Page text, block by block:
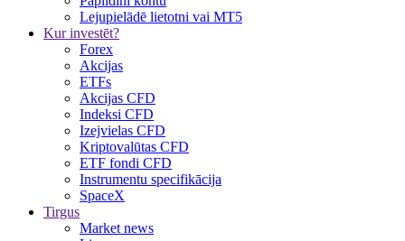
Lejupielādē lietotni vai MT5
Kur investēt?
Forex
Akcijas
ETFs
Akcijas CFD
Indeksi CFD
Izejvielas CFD
Kriptovalūtas CFD
ETF fondi CFD
Instrumentu specifikācija
SpaceX
Tirgus
Market news